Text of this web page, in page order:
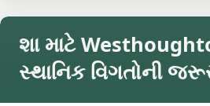
શા માટે
સ્થાનિક વિગતોની